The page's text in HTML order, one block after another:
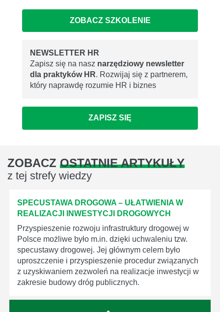
ZOBACZ SZKOLENIE
NEWSLETTER HR
Zapisz się na nasz narzędziowy newsletter
dla praktyków HR. Rozwijaj się z partnerem,
który naprawdę rozumie HR i biznes
ZAPISZ SIĘ
ZOBACZ OSTATNIE ARTYKUŁY
z tej strefy wiedzy
SPECUSTAWA DROGOWA – UŁATWIENIA W
REALIZACJI INWESTYCJI DROGOWYCH
Przyspieszenie rozwoju infrastruktury drogowej w
Polsce możliwe było m.in. dzięki uchwaleniu tzw.
specustawy drogowej. Jej głównym celem było
uproszczenie i przyspieszenie procedur związanych
z uzyskiwaniem zezwoleń na realizacje inwestycji w
zakresie budowy dróg publicznych.